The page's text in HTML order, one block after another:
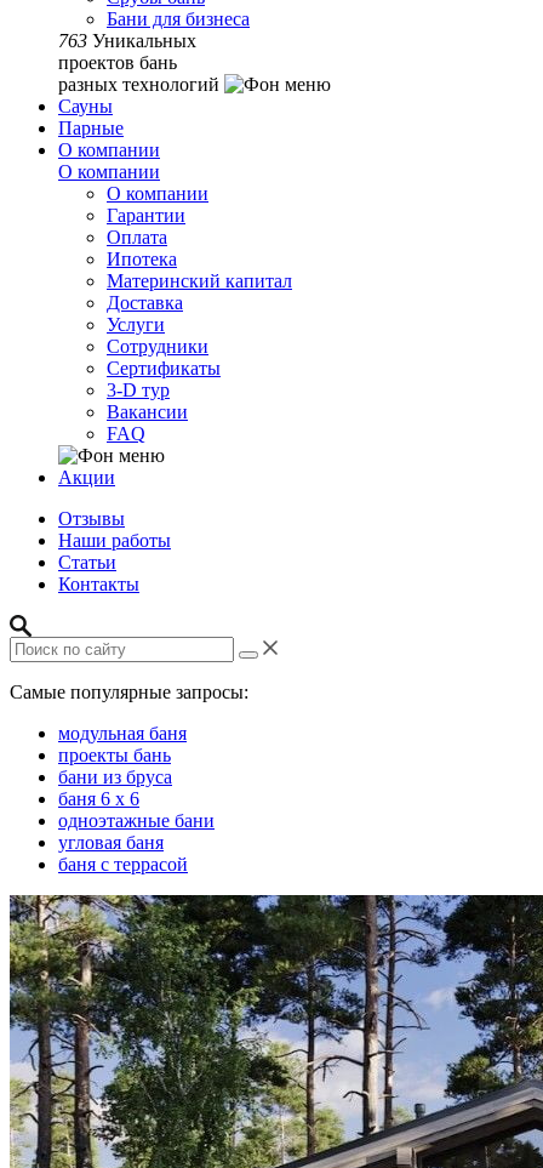
Бани для бизнеса
763 Уникальных
проектов бань
разных технологий
Сауны
Парные
О компании
О компании
О компании
Гарантии
Оплата
Ипотека
Материнский капитал
Доставка
Услуги
Сотрудники
Сертификаты
3-D тур
Вакансии
FAQ
Акции
Отзывы
Наши работы
Статьи
Контакты
Самые популярные запросы:
модульная баня
проекты бань
бани из бруса
баня 6 х 6
одноэтажные бани
угловая баня
баня с террасой